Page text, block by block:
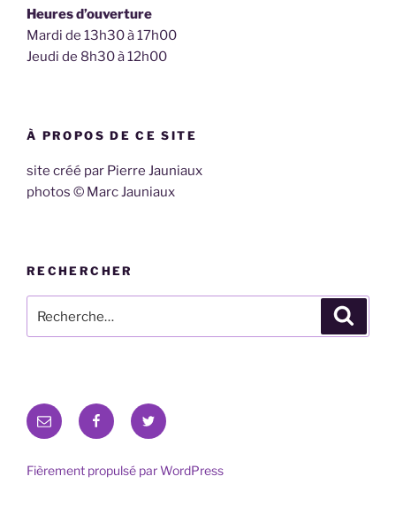
Heures d’ouverture
Mardi de 13h30 à 17h00
Jeudi de 8h30 à 12h00
À PROPOS DE CE SITE
site créé par Pierre Jauniaux
photos © Marc Jauniaux
RECHERCHER
pour
E-
mail
FacebookTwitter
Fièrement propulsé par WordPress